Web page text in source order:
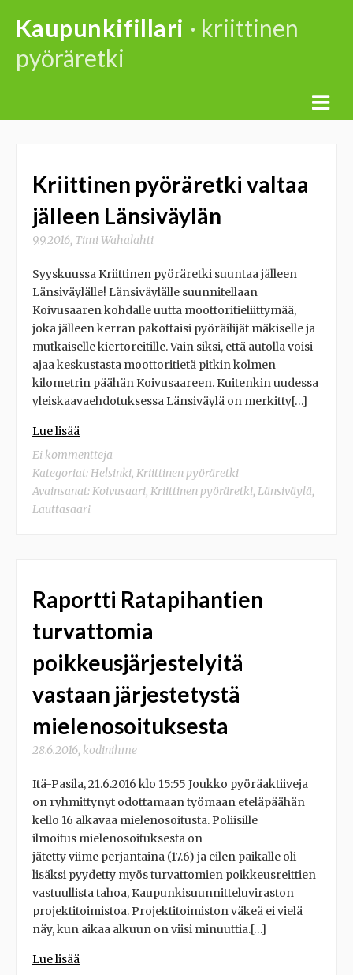
content
Kaupunkifillari · kriittinen
pyöräretki
Kriittinen pyöräretki valtaa
jälleen Länsiväylän
9.9.2016, Timi Wahalahti
Syyskuussa Kriittinen pyöräretki suuntaa jälleen
Länsiväylälle! Länsiväylälle suunnitellaan
Koivusaaren kohdalle uutta moottoritieliittymää,
joka jälleen kerran pakottaisi pyöräilijät mäkiselle ja
mutkaiselle kiertoreitille. Vain siksi, että autolla voisi
ajaa keskustasta moottoritietä pitkin kolmen
kilometrin päähän Koivusaareen. Kuitenkin uudessa
yleiskaavaehdotuksessa Länsiväylä on merkitty[…]
Lue lisää
Ei kommentteja
Kategoriat:Helsinki, Kriittinen pyöräretki
Avainsanat:Koivusaari, Kriittinen pyöräretki, Länsiväylä,
Lauttasaari
Raportti Ratapihantien
turvattomia
poikkeusjärjestelyitä
vastaan järjestetystä
mielenosoituksesta
28.6.2016, kodinihme
Itä-Pasila, 21.6.2016 klo 15:55 Joukko pyöräaktiiveja
on ryhmittynyt odottamaan työmaan eteläpäähän
kello 16 alkavaa mielenosoitusta. Poliisille
ilmoitus mielenosoituksesta on
jätetty viime perjantaina (17.6) ja eilen paikalle oli
lisäksi pyydetty myös turvattomien poikkeusreittien
vastuullista tahoa, Kaupunkisuunnitteluviraston
projektitoimistoa. Projektitoimiston väkeä ei vielä
näy, kun aikaa alkuun on viisi minuuttia.[…]
Lue lisää